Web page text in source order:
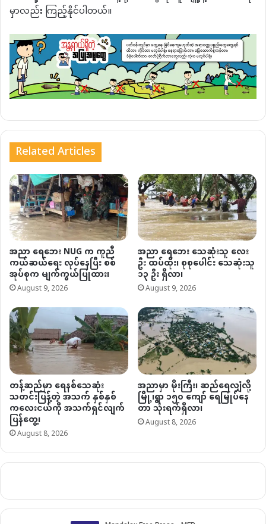
မှာလည်း ကြည့်နိုင်ပါတယ်။
Related Articles
အညာ ရေဘေး NUG က ကူညီ
ကယ်ဆယ်ရေး လုပ်နေပြီး စစ်
အုပ်စုက မျက်ကွယ်ပြုထား၊
August 9, 2026
အညာ ရေဘေး သေဆုံးသူ လေး
ဦး ထပ်ထိုး၊ စုစုပေါင်း သေဆုံးသူ
၁၃ ဦး ရှိလာ၊
August 9, 2026
တန့်ဆည်မှာ ရေနစ်သေဆုံး
သတင်းပြန့်တဲ့ အသက် နှစ်နှစ်
ကလေးငယ်ကို အသက်ရှင်လျက်
ပြန်တွေ့၊
August 8, 2026
အညာမှာ မိုးကြီး၊ ဆည်ရေလျှံလို့
မြို့၊ရွာ ၁၅၀ ကျော် ရေမြုပ်နေ
တာ သုံးရက်ရှိလာ၊
August 8, 2026